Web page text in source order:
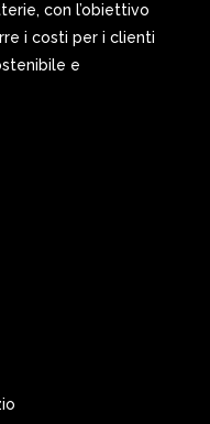
con l’obiettivo
i costi per i clienti
e